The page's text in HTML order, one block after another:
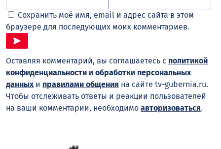
Сохранить моё имя, email и адрес сайта в этом
браузере для последующих моих комментариев.
Оставляя комментарий, вы соглашаетесь с политикой
конфиденциальности и обработки персональных
данныхи правилами общения на сайте tv-gubernia.ru.
Чтобы отслеживать ответы и реакции пользователей
на ваши комментарии, необходимо авторизоваться.